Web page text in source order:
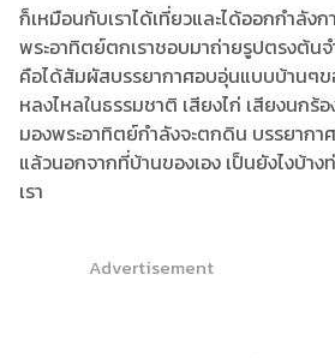
ก็เหมือนกับเราได้เที่ยวและได้ออกกำลังก
พระอาทิตย์ตกเราชอบมาถ่ายรูปตรงต้น
คือได้สัมผัสบรรยากาศอบอุ่นแบบบ้านๆข
หลงไหลในธรรมชาติ เสียงไก่ เสียงนกร้
มองพระอาทิตย์กำลังจะตกดิน บรรยาก
แล้วนอกจากที่บ้านของเอง เป็นยังไงบ้า
เรา
Advertisement